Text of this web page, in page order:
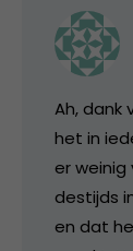
Ah, dank
het in
er
destijds
en dat